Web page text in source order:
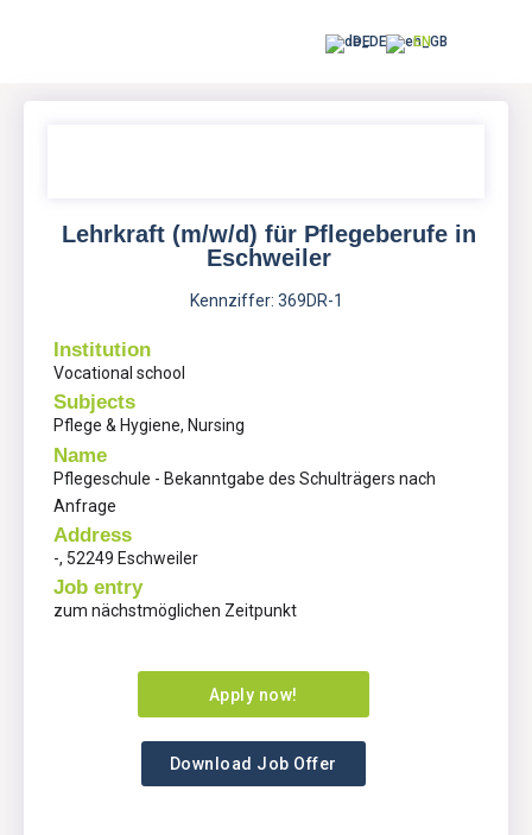
DE EN
Lehrkraft (m/w/d) für Pflegeberufe in
Eschweiler
Kennziffer: 369DR-1
Institution
Vocational school
Subjects
Pflege & Hygiene, Nursing
Name
Pflegeschule - Bekanntgabe des Schulträgers nach
Anfrage
Address
-, 52249 Eschweiler
Job entry
zum nächstmöglichen Zeitpunkt
Apply now!
Download Job Offer